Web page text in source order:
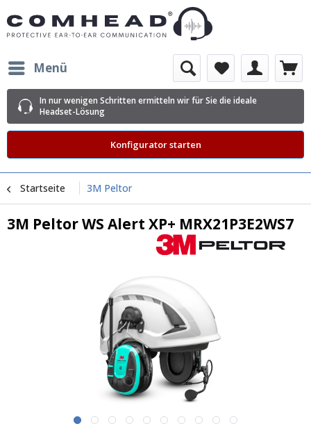
Menü
In nur wenigen Schritten ermitteln wir für Sie die ideale
Headset-Lösung
Konfigurator starten
Startseite 3M Peltor
3M Peltor WS Alert XP+ MRX21P3E2WS7